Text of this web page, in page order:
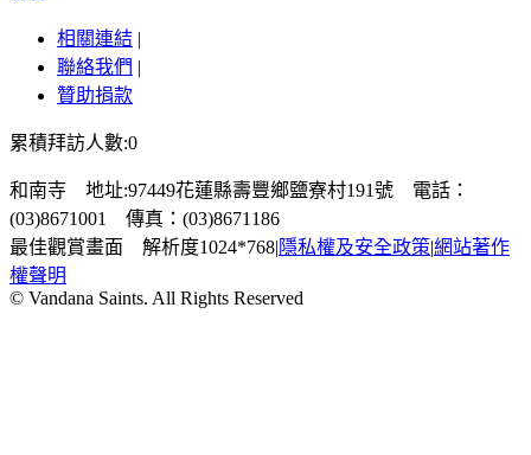
相關連結 |
聯絡我們 |
贊助捐款
累積拜訪人數:0
和南寺 地址:97449花蓮縣壽豐鄉鹽寮村191號 電話：
(03)8671001 傳真：(03)8671186
最佳觀賞畫面 解析度1024*768|隱私權及安全政策|網站著作
權聲明
© Vandana Saints. All Rights Reserved